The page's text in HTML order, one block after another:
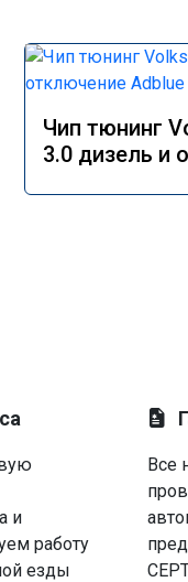
Чип тюнинг
3.0 дизель и
и
работу
езды
Все